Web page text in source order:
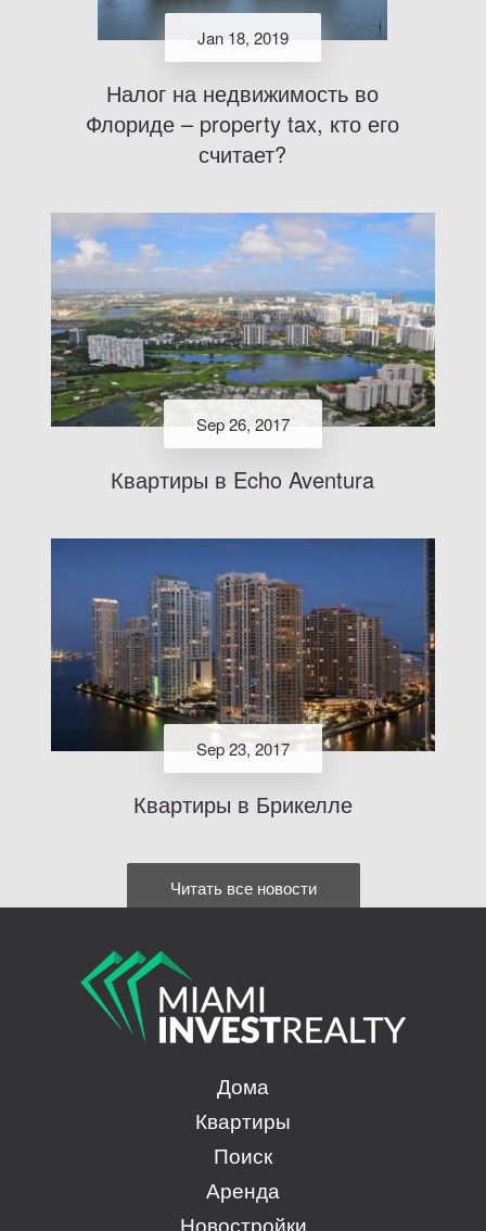
Jan 18, 2019
Налог на недвижимость во
Флориде – property tax, кто его
считает?
Sep 26, 2017
Квартиры в Echo Aventura
Sep 23, 2017
Квартиры в Брикелле
Читать все новости
Дома
Квартиры
Поиск
Аренда
Новостройки